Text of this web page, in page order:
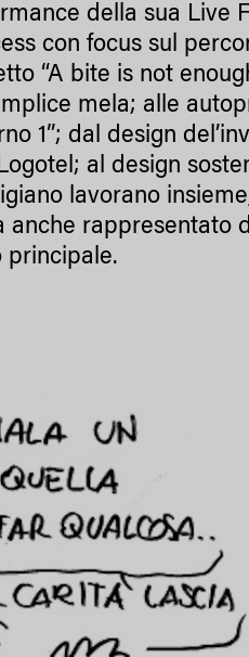
della sua Live
con focus sul
“A bite is not
mela; alle
1”; dal design
al design
lavorano
anche rappresentato
principale.